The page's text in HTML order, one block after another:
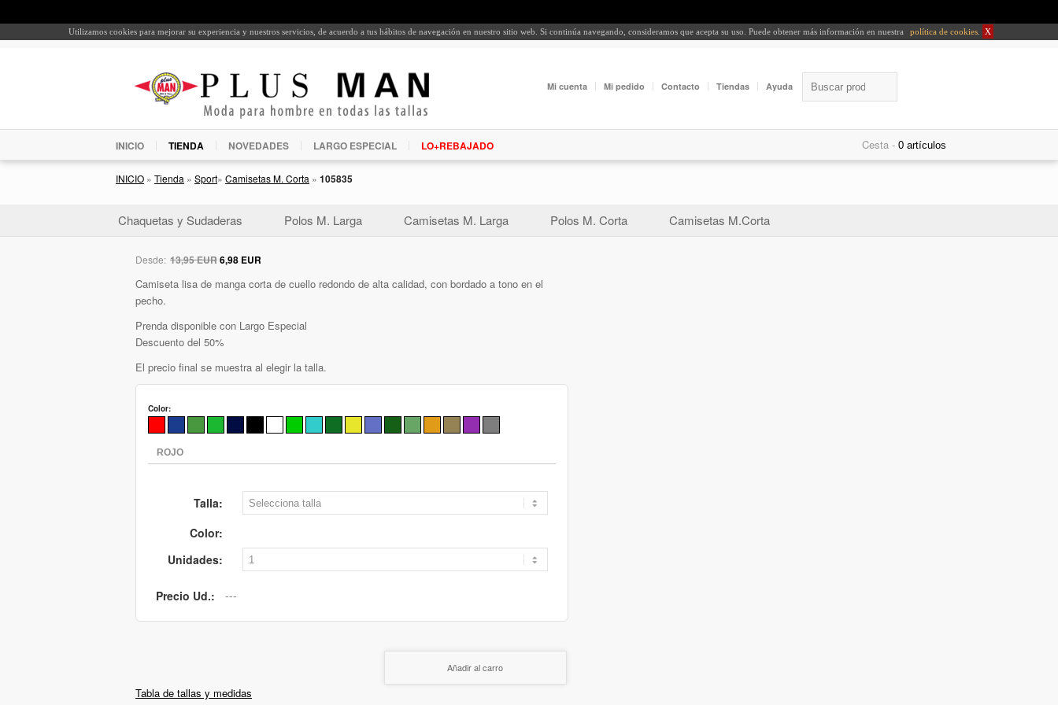
Utilizamos cookies para mejorar su experiencia y nuestros servicios, de acuerdo a tus hábitos de navegación en nuestro sitio web. Si continúa navegando, consideramos que acepta su uso. Puede obtener más información en nuestra política de cookies X
Mi cuenta Mi pedido Contacto Tiendas Ayuda
INICIO TIENDA NOVEDADES LARGO ESPECIAL LO+REBAJADO Cesta -
INICIO » Tienda » Sport» Camisetas M. Corta » 105835
Chaquetas y Sudaderas Polos M. Larga Camisetas M. Larga Polos M. Corta Camisetas M.Corta
Desde: 13,95 EUR6,98 EUR
Camiseta lisa de manga corta de cuello redondo de alta calidad, con bordado a tono en el
pecho.
Prenda disponible con Largo Especial
Descuento del 50%
El precio final se muestra al elegir la talla.
Color:
Talla:
Color:
Unidades:
Precio Ud.:
Añadir al carro
Tabla de tallas y medidas